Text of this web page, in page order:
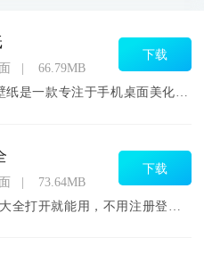
66.79MB
款专注于手机桌面美化的应用，主打高清壁纸与
下载
73.64MB
就能用，不用注册登录，也没有烦人的弹窗广告，
下载